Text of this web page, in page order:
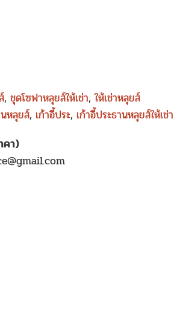
, ชุดโซฟาหลุยส์ให้เช่า, ให้เช่าหลุยส์
นหลุยส์, เก้าอี้ประ, เก้าอี้ประธานหลุยส์ให้เช่า
คา)